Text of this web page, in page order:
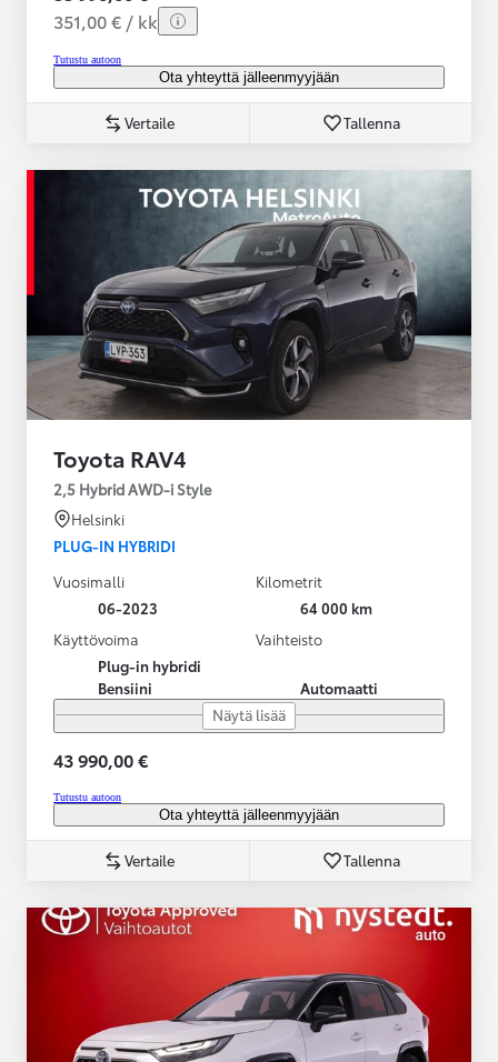
351,00 € / kk
Tutustu autoon
Ota yhteyttä jälleenmyyjään
Vertaile Tallenna
Toyota RAV4
2,5 Hybrid AWD-i Style
Helsinki
PLUG-IN HYBRIDI
Vuosimalli
06-2023
Kilometrit
64 000 km
Käyttövoima
Plug-in hybridi
Bensiini
Vaihteisto
Automaatti
Näytä lisää
43 990,00 €
Tutustu autoon
Ota yhteyttä jälleenmyyjään
Vertaile Tallenna